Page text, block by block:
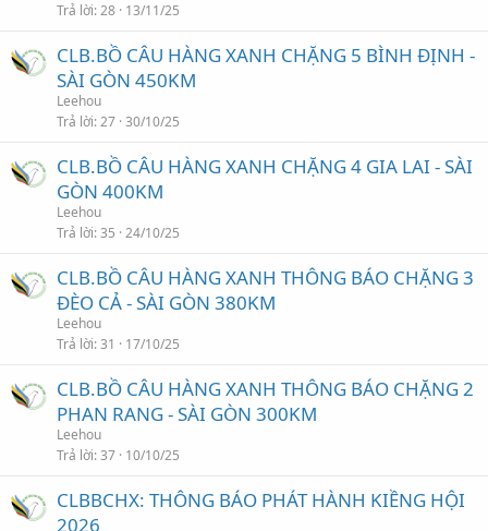
Trả lời 28 13/11/25
CLB.BỒ CÂU HÀNG XANH CHẶNG 5 BÌNH ĐỊNH -
SÀI GÒN 450KM
Leehou
Trả lời 27 30/10/25
CLB.BỒ CÂU HÀNG XANH CHẶNG 4 GIA LAI - SÀI
GÒN 400KM
Leehou
Trả lời 35 24/10/25
CLB.BỒ CÂU HÀNG XANH THÔNG BÁO CHẶNG 3
ĐÈO CẢ - SÀI GÒN 380KM
Leehou
Trả lời 31 17/10/25
CLB.BỒ CÂU HÀNG XANH THÔNG BÁO CHẶNG 2
PHAN RANG - SÀI GÒN 300KM
Leehou
Trả lời 37 10/10/25
CLBBCHX: THÔNG BÁO PHÁT HÀNH KIỀNG HỘI
2026